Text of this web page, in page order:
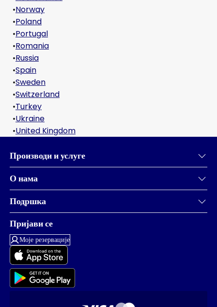
•Norway
•Poland
•Portugal
•Romania
•Russia
•Spain
•Sweden
•Switzerland
•Turkey
•Ukraine
•United Kingdom
Производи и услуге
О нама
Подршка
Пријави се
Моје резервације